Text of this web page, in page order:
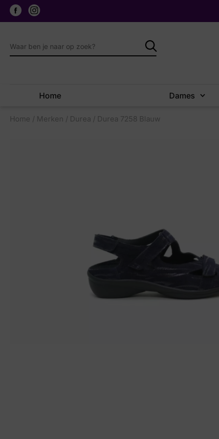
Home Dames
Home / Merken / Durea / Durea 7258 Blauw